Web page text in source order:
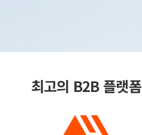
최고의 B2B 플랫폼